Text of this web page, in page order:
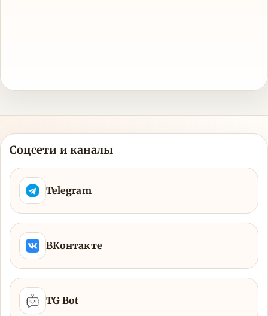
Соцсети и каналы
Telegram
ВКонтакте
TG Bot